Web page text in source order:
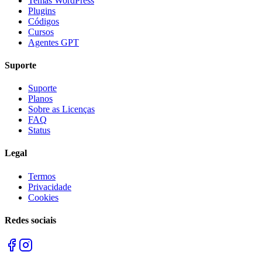
Plugins
Códigos
Cursos
Agentes GPT
Suporte
Suporte
Planos
Sobre as Licenças
FAQ
Status
Legal
Termos
Privacidade
Cookies
Redes sociais